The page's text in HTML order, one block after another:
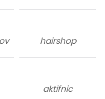
hairshop
aktifnic